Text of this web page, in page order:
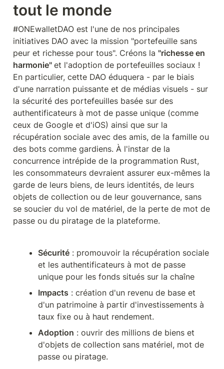
tout le monde
#ONEwalletDAO est l'une de nos principales
initiatives DAO avec la mission "portefeuille sans
peur et richesse pour tous". Créons la "richesse en
harmonie" et l'adoption de portefeuilles sociaux !
En particulier, cette DAO éduquera - par le biais
d'une narration puissante et de médias visuels - sur
la sécurité des portefeuilles basée sur des
authentificateurs à mot de passe unique (comme
ceux de Google et d'iOS) ainsi que sur la
récupération sociale avec des amis, de la famille ou
des bots comme gardiens. À l'instar de la
concurrence intrépide de la programmation Rust,
les consommateurs devraient assurer eux-mêmes la
garde de leurs biens, de leurs identités, de leurs
objets de collection ou de leur gouvernance, sans
se soucier du vol de matériel, de la perte de mot de
passe ou du piratage de la plateforme.
Sécurité : promouvoir la récupération sociale
et les authentificateurs à mot de passe
unique pour les fonds situés sur la chaîne
Impacts : création d'un revenu de base et
d'un patrimoine à partir d'investissements à
taux fixe ou à haut rendement.
Adoption : ouvrir des millions de biens et
d'objets de collection sans matériel, mot de
passe ou piratage.